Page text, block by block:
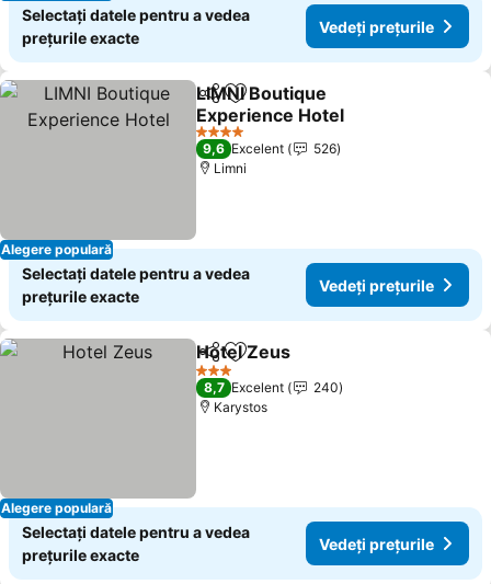
Selectați datele pentru a vedea
prețurile exacte
Vedeți prețurile
Alegere populară
DistribuițiAdăugaţi la favorite
LIMNI Boutique
Experience Hotel
Vedeți prețurile
4 Stele
9,6 Excelent
526
Limni
Selectați datele pentru a vedea
prețurile exacte
Vedeți prețurile
Alegere populară
DistribuițiAdăugaţi la favorite
Hotel Zeus
3 Stele
8,7 Excelent
240
Karystos
Selectați datele pentru a vedea
prețurile exacte
Vedeți prețurile